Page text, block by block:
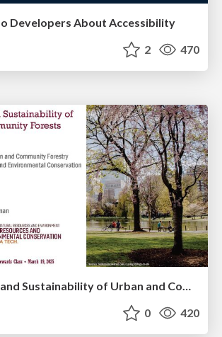
Developers About Accessibility
2 470
Stewardship and Sustainability of Urban and Community Forests
0 420